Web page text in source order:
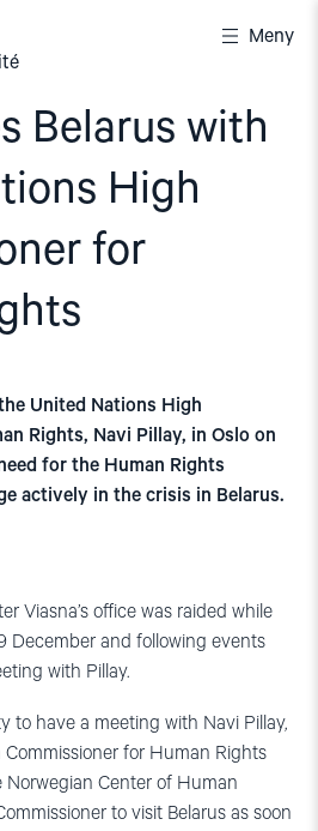
Meny
Belarus with
High
for
United Nations High
Rights, Navi Pillay, in Oslo on
for the Human Rights
actively in the crisis in Belarus.
Viasna’s office was raided while
December and following events
with Pillay.
to have a meeting with Navi Pillay,
for Human Rights
Center of Human
to visit Belarus as soon